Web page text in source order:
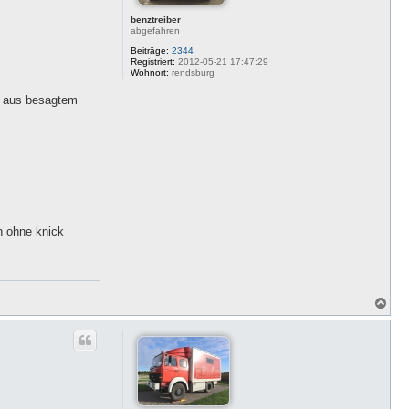
benztreiber
abgefahren
Beiträge: 2344
Registriert: 2012-05-21 17:47:29
Wohnort: rendsburg
besagtem
ohne knick
a